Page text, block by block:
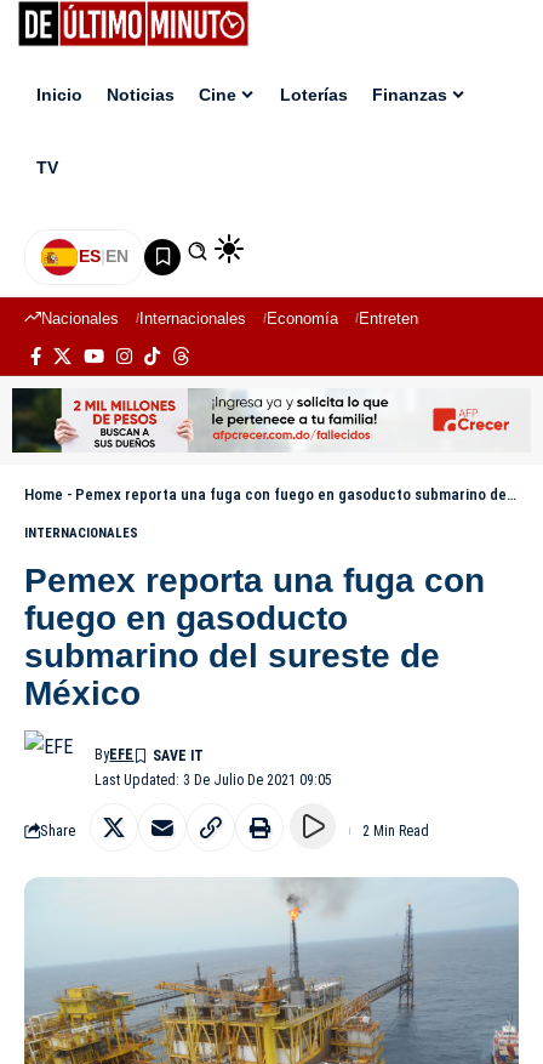
Inicio Noticias Cine Loterías Finanzas
TV
ES|EN
Nacionales Internacionales Economía Entretenimiento
Home - Pemex reporta una fuga con fuego en gasoducto submarino del sureste de México
INTERNACIONALES
Pemex reporta una fuga con
fuego en gasoducto
submarino del sureste de
México
Last Updated: 3 De Julio De 2021 09:05
ByEFE
Share 2 Min Read